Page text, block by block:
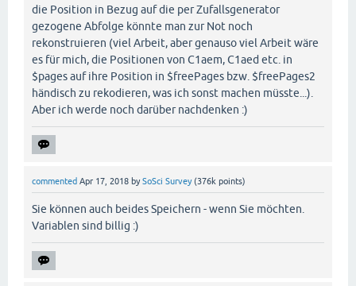
die Position in Bezug auf die per Zufallsgenerator
gezogene Abfolge könnte man zur Not noch
rekonstruieren (viel Arbeit, aber genauso viel Arbeit wäre
es für mich, die Positionen von C1aem, C1aed etc. in
$pages auf ihre Position in $freePages bzw. $freePages2
händisch zu rekodieren, was ich sonst machen müsste...).
Aber ich werde noch darüber nachdenken :)
commented Apr 17, 2018 bySoSci Survey (376k points)
Sie können auch beides Speichern - wenn Sie möchten.
Variablen sind billig :)